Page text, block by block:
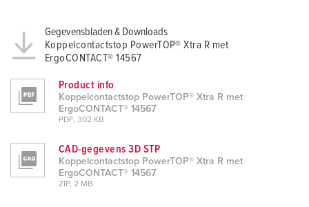
Gegevensbladen & Downloads
Koppelcontactstop PowerTOP® Xtra R met
ErgoCONTACT® 14567
Product info
Koppelcontactstop PowerTOP® Xtra R met
ErgoCONTACT® 14567
PDF, 302 KB
CAD-gegevens 3D STP
Koppelcontactstop PowerTOP® Xtra R met
ErgoCONTACT® 14567
ZIP, 2 MB